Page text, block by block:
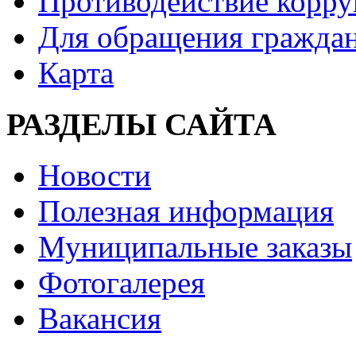
Для обращения
Карта
РАЗДЕЛЫ САЙТА
Новости
Полезная информация
Муниципальные заказы
Фотогалерея
Вакансия